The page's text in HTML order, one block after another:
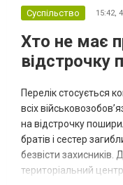
Суспільство 15:42,
Хто не має
відстрочку
Перелік стосується
всіх
на відстрочку
братів і сестер
безвісти
територіальний